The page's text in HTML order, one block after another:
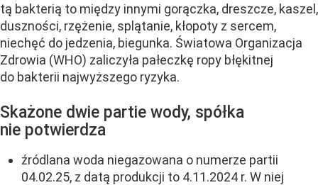
tą bakterią to między innymi gorączka, dreszcze, kaszel,
duszności, rzężenie, splątanie, kłopoty z sercem,
niechęć do jedzenia, biegunka. Światowa Organizacja
Zdrowia (WHO) zaliczyła pałeczkę ropy błękitnej
do bakterii najwyższego ryzyka.
Skażone dwie partie wody, spółka
nie potwierdza
źródlana woda niegazowana o numerze partii
04.02.25, z datą produkcji to 4.11.2024 r. W niej